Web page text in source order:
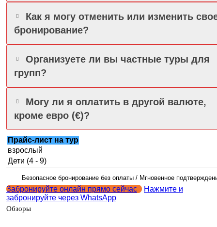
Как я могу отменить или изменить
бронирование?
Организуете ли вы частные туры для
групп?
Могу ли я оплатить в другой валюте,
кроме евро (€)?
Прайс-лист на тур
взрослый
Дети (4 - 9)
Безопасное бронирование без оплаты / Мгновенное
Забронируйте онлайн прямо сейчас
Нажмите и
забронируйте через WhatsApp
Обзоры